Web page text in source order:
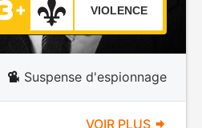
VIOLENCE
Suspense d'espionnage
VOIR PLUS